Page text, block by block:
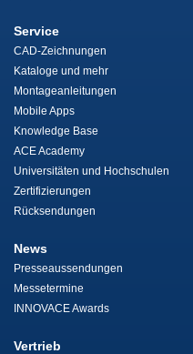
Service
CAD-Zeichnungen
Kataloge und mehr
Montageanleitungen
Mobile Apps
Knowledge Base
ACE Academy
Universitäten und Hochschulen
Zertifizierungen
Rücksendungen
News
Presseaussendungen
Messetermine
INNOVACE Awards
Vertrieb